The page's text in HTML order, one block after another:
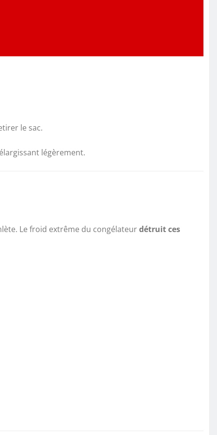
le sac.
légèrement.
Le froid extrême du congélateurdétruit ces